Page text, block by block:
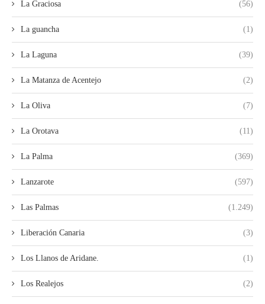
La Graciosa (56)
La guancha (1)
La Laguna (39)
La Matanza de Acentejo (2)
La Oliva (7)
La Orotava (11)
La Palma (369)
Lanzarote (597)
Las Palmas (1.249)
Liberación Canaria (3)
Los Llanos de Aridane. (1)
Los Realejos (2)